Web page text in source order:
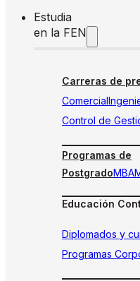
Estudia
en la FEN
Carreras de
Comercial
Control de
Programas de
PostgradoMBA
Educación
Diplomados y
Programas